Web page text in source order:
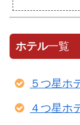
ホテル一覧
５つ星ホ
４つ星ホ